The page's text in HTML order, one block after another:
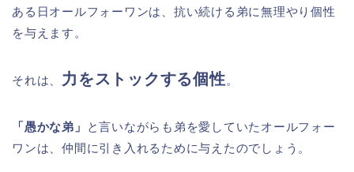
ある日オールフォーワンは、抗い続ける弟に無理やり個性
を与えます。
それは、 力をストックする個性。
「愚かな弟」
と言いながらも弟を愛していたオールフォー
ワンは、仲間に引き入れるために与えたのでしょう。